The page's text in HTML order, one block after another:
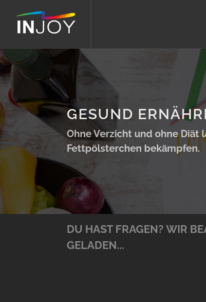
GESUND
Ohne Verzicht und ohne
Fettpölsterchen bekämpfen.
DU HAST FRAGEN? WIR
GELADEN...